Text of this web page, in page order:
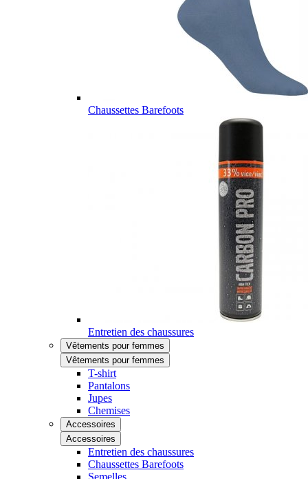
Chaussettes Barefoots
Entretien des chaussures
Vêtements pour femmes
Vêtements pour femmes
T-shirt
Pantalons
Jupes
Chemises
Accessoires
Accessoires
Entretien des chaussures
Chaussettes Barefoots
Semelles